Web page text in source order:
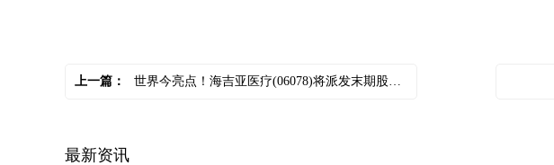
上一篇： 世界今亮点！海吉亚医疗(06078)将派发末期股息每股0.15元
最新资讯